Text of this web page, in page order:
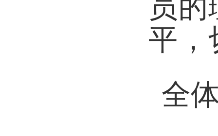
员
平，
全